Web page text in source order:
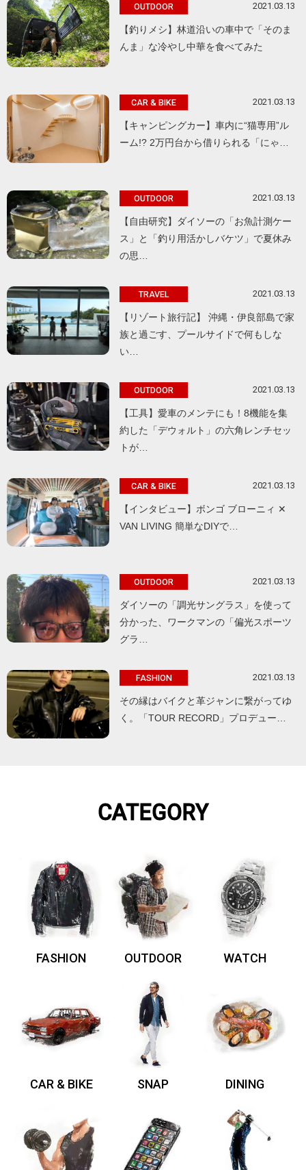
OUTDOOR 2021.03.13
【釣りメシ】林道沿いの車中で「そのま
んま」な冷やし中華を食べてみた
CAR & BIKE 2021.03.13
【キャンピングカー】車内に“猫専用”ル
ーム!? 2万円台から借りられる「にゃ…
OUTDOOR 2021.03.13
【自由研究】ダイソーの「お魚計測ケー
ス」と「釣り用活かしバケツ」で夏休み
の思…
TRAVEL 2021.03.13
【リゾート旅行記】 沖縄・伊良部島で家
族と過ごす、プールサイドで何もしな
い…
OUTDOOR 2021.03.13
【工具】愛車のメンテにも！8機能を集
約した「デウォルト」の六角レンチセッ
トが…
CAR & BIKE 2021.03.13
【インタビュー】ボンゴ ブローニィ ✕
VAN LIVING 簡単なDIYで…
OUTDOOR 2021.03.13
ダイソーの「調光サングラス」を使って
分かった、ワークマンの「偏光スポーツ
グラ…
FASHION 2021.03.13
その縁はバイクと革ジャンに繋がってゆ
く。「TOUR RECORD」プロデュー…
CATEGORY
FASHION OUTDOOR WATCH
CAR & BIKE SNAP DINING